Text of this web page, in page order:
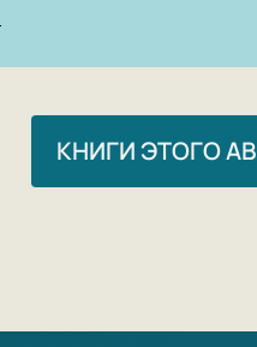
КНИГИ ЭТОГО